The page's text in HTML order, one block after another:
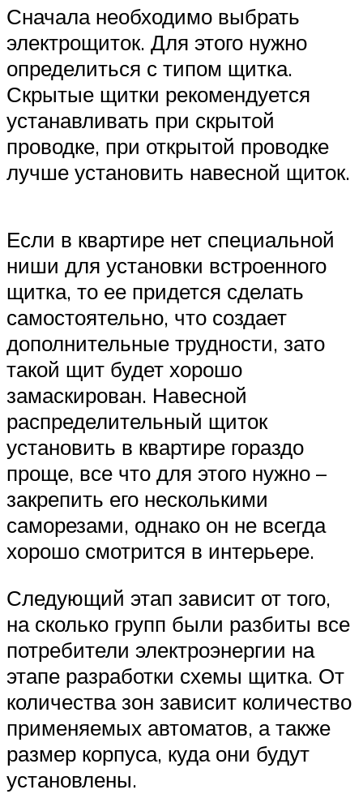
Сначала необходимо выбрать
электрощиток. Для этого нужно
определиться с типом щитка.
Скрытые щитки рекомендуется
устанавливать при скрытой
проводке, при открытой проводке
лучше установить навесной щиток.
Если в квартире нет специальной
ниши для установки встроенного
щитка, то ее придется сделать
самостоятельно, что создает
дополнительные трудности, зато
такой щит будет хорошо
замаскирован. Навесной
распределительный щиток
установить в квартире гораздо
проще, все что для этого нужно –
закрепить его несколькими
саморезами, однако он не всегда
хорошо смотрится в интерьере.
Следующий этап зависит от того,
на сколько групп были разбиты все
потребители электроэнергии на
этапе разработки схемы щитка. От
количества зон зависит количество
применяемых автоматов, а также
размер корпуса, куда они будут
установлены.